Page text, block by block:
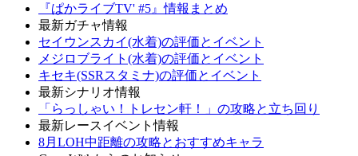
『ぱかライブTV' #5』情報まとめ
最新ガチャ情報
セイウンスカイ(水着)の評価とイベント
メジロブライト(水着)の評価とイベント
キセキ(SSRスタミナ)の評価とイベント
最新シナリオ情報
「らっしゃい！トレセン軒！」の攻略と立ち回り
最新レースイベント情報
8月LOH中距離の攻略とおすすめキャラ